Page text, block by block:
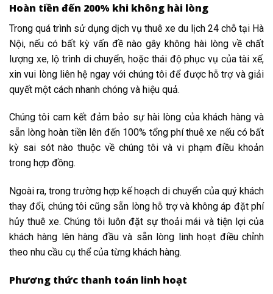
Hoàn tiền đến 200% khi không hài lòng
Trong quá trình sử dụng dịch vụ thuê xe du lịch 24 chỗ tại Hà
Nội, nếu có bất kỳ vấn đề nào gây không hài lòng về chất
lượng xe, lộ trình di chuyển, hoặc thái độ phục vụ của tài xế,
xin vui lòng liên hệ ngay với chúng tôi để được hỗ trợ và giải
quyết một cách nhanh chóng và hiệu quả.
Chúng tôi cam kết đảm bảo sự hài lòng của khách hàng và
sẵn lòng hoàn tiền lên đến 100% tổng phí thuê xe nếu có bất
kỳ sai sót nào thuộc về chúng tôi và vi phạm điều khoản
trong hợp đồng.
Ngoài ra, trong trường hợp kế hoạch di chuyển của quý khách
thay đổi, chúng tôi cũng sẵn lòng hỗ trợ và không áp đặt phí
hủy thuê xe. Chúng tôi luôn đặt sự thoải mái và tiện lợi của
khách hàng lên hàng đầu và sẵn lòng linh hoạt điều chỉnh
theo nhu cầu cụ thể của từng khách hàng.
Phương thức thanh toán linh hoạt